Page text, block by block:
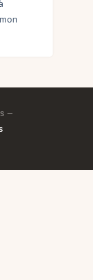
–